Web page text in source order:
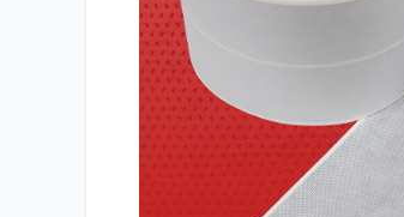
Posadzka dobrze zaizolowana